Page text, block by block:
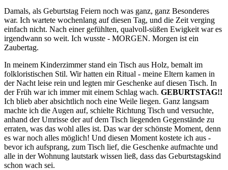
Damals, als Geburtstag Feiern noch was ganz, ganz Besonderes
war. Ich wartete wochenlang auf diesen Tag, und die Zeit verging
einfach nicht. Nach einer gefühlten, qualvoll-süßen Ewigkeit war es
irgendwann so weit. Ich wusste - MORGEN. Morgen ist ein
Zaubertag.
In meinem Kinderzimmer stand ein Tisch aus Holz, bemalt im
folkloristischen Stil. Wir hatten ein Ritual - meine Eltern kamen in
der Nacht leise rein und legten mir Geschenke auf diesen Tisch. In
der Früh war ich immer mit einem Schlag wach. GEBURTSTAG!!
Ich blieb aber absichtlich noch eine Weile liegen. Ganz langsam
machte ich die Augen auf, schielte Richtung Tisch und versuchte,
anhand der Umrisse der auf dem Tisch liegenden Gegenstände zu
erraten, was das wohl alles ist. Das war der schönste Moment, denn
es war noch alles möglich! Und diesen Moment kostete ich aus -
bevor ich aufsprang, zum Tisch lief, die Geschenke aufmachte und
alle in der Wohnung lautstark wissen ließ, dass das Geburtstagskind
schon wach sei.